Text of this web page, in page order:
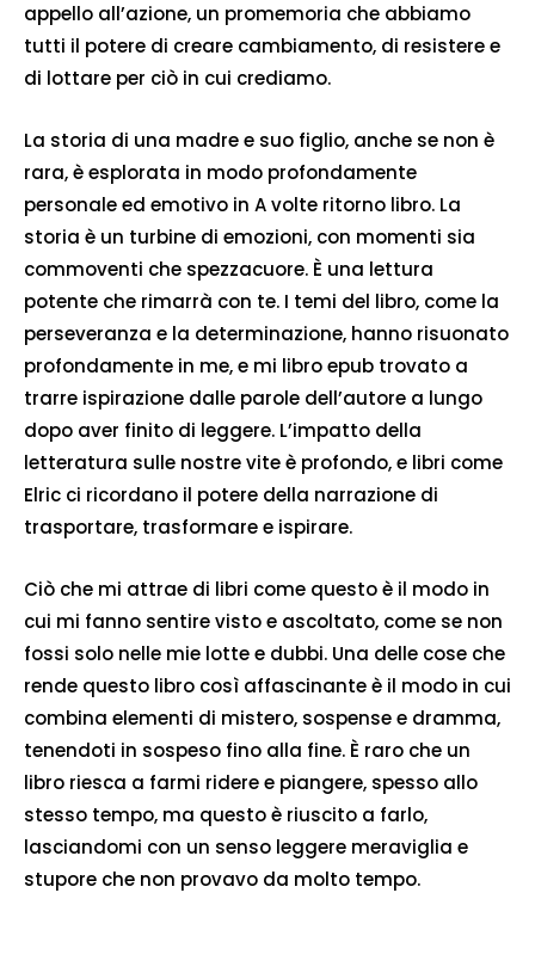
appello all’azione, un promemoria che abbiamo
tutti il potere di creare cambiamento, di resistere e
di lottare per ciò in cui crediamo.
La storia di una madre e suo figlio, anche se non è
rara, è esplorata in modo profondamente
personale ed emotivo in A volte ritorno libro. La
storia è un turbine di emozioni, con momenti sia
commoventi che spezzacuore. È una lettura
potente che rimarrà con te. I temi del libro, come la
perseveranza e la determinazione, hanno risuonato
profondamente in me, e mi libro epub trovato a
trarre ispirazione dalle parole dell’autore a lungo
dopo aver finito di leggere. L’impatto della
letteratura sulle nostre vite è profondo, e libri come
Elric ci ricordano il potere della narrazione di
trasportare, trasformare e ispirare.
Ciò che mi attrae di libri come questo è il modo in
cui mi fanno sentire visto e ascoltato, come se non
fossi solo nelle mie lotte e dubbi. Una delle cose che
rende questo libro così affascinante è il modo in cui
combina elementi di mistero, sospense e dramma,
tenendoti in sospeso fino alla fine. È raro che un
libro riesca a farmi ridere e piangere, spesso allo
stesso tempo, ma questo è riuscito a farlo,
lasciandomi con un senso leggere meraviglia e
stupore che non provavo da molto tempo.